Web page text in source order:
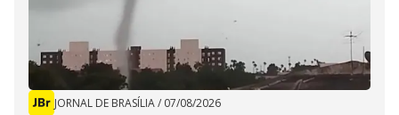
JORNAL DE BRASÍLIA/ 07/08/2026